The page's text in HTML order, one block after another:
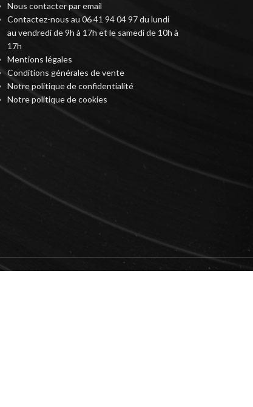
Nous contacter par email
Contactez-nous au 06 41 94 04 97 du lundi
au vendredi de 9h à 17h et le samedi de 10h à
17h
Mentions légales
Conditions générales de vente
Notre politique de confidentialité
Notre politique de cookies